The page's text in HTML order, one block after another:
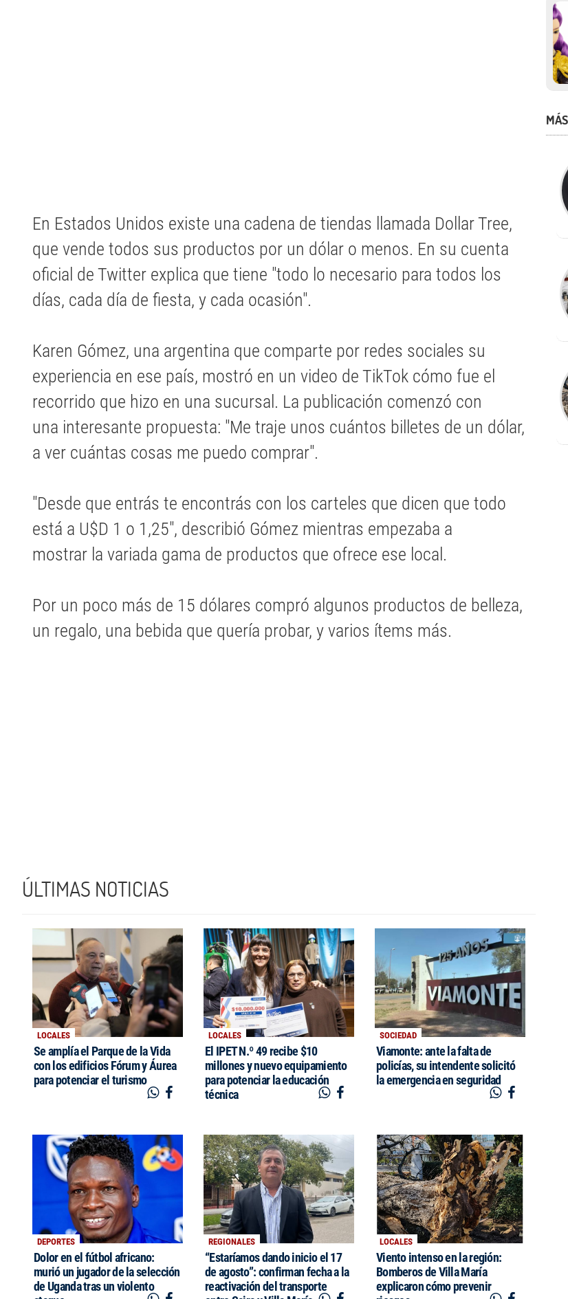
En Estados Unidos existe una cadena de tiendas llamada Dollar Tree,
que vende todos sus productos por un dólar o menos. En su cuenta
oficial de Twitter explica que tiene "todo lo necesario para todos los
días, cada día de fiesta, y cada ocasión".
Karen Gómez, una argentina que comparte por redes sociales su
experiencia en ese país, mostró en un video de TikTok cómo fue el
recorrido que hizo en una sucursal. La publicación comenzó con
una interesante propuesta: "Me traje unos cuántos billetes de un dólar,
a ver cuántas cosas me puedo comprar".
"Desde que entrás te encontrás con los carteles que dicen que todo
está a U$D 1 o 1,25", describió Gómez mientras empezaba a
mostrar la variada gama de productos que ofrece ese local.
Por un poco más de 15 dólares compró algunos productos de belleza,
un regalo, una bebida que quería probar, y varios ítems más.
ÚLTIMAS NOTICIAS
LOCALES
Se amplía el Parque de la Vida
con los edificios Fórum y Áurea
para potenciar el turismo
LOCALES
El IPET N.º 49 recibe $10
millones y nuevo equipamiento
para potenciar la educación
técnica
SOCIEDAD
Viamonte: ante la falta de
policías, su intendente solicitó
la emergencia en seguridad
DEPORTES
Dolor en el fútbol africano:
murió un jugador de la selección
de Uganda tras un violento
REGIONALES
“Estaríamos dando inicio el 17
de agosto”: confirman fecha a la
reactivación del transporte
LOCALES
Viento intenso en la región:
Bomberos de Villa María
explicaron cómo prevenir